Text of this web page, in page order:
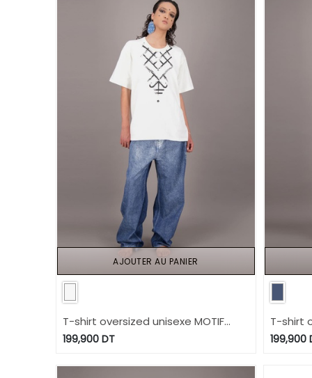
T-shirt oversized unisexe MOTIF
BERBERE Heavy Used Effect - TUNIS
199,900DT
AJOUTER AU PANIER
T-shirt
TUNIS
199,900